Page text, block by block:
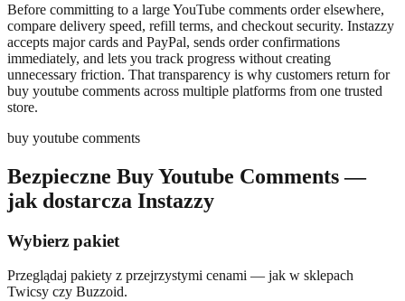
Before committing to a large YouTube comments order elsewhere,
compare delivery speed, refill terms, and checkout security. Instazzy
accepts major cards and PayPal, sends order confirmations
immediately, and lets you track progress without creating
unnecessary friction. That transparency is why customers return for
buy youtube comments across multiple platforms from one trusted
store.
buy youtube comments
Bezpieczne Buy Youtube Comments —
jak dostarcza Instazzy
Wybierz pakiet
Przeglądaj pakiety z przejrzystymi cenami — jak w sklepach
Twicsy czy Buzzoid.